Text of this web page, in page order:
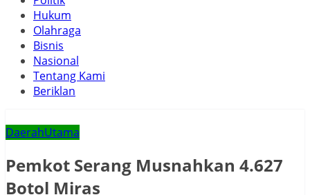
Hukum
Olahraga
Bisnis
Nasional
Tentang Kami
Beriklan
DaerahUtama
Pemkot Serang Musnahkan 4.627
Botol Miras